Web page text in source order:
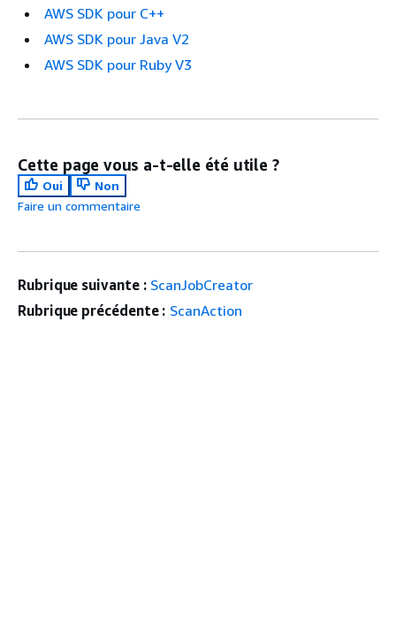
AWS SDK pour C++
AWS SDK pour Java V2
AWS SDK pour Ruby V3
Cette page vous a-t-elle été utile ?
Oui
Non
Faire un commentaire
Rubrique suivante : ScanJobCreator
Rubrique précédente : ScanAction